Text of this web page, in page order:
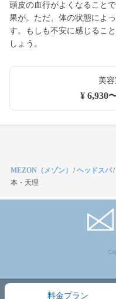
頭皮の血行がよくなること
果が。ただ、体の状態によ
す。もしも不安に感じるこ
しょう。
美
¥ 6,930
料金プラン
MEZON（メゾン） /ヘッドスパ/
本・天理